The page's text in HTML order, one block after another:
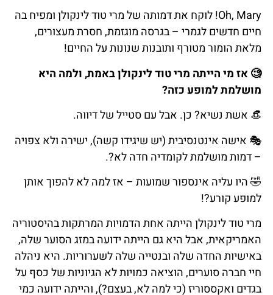
Oh, Mary! לוקח את דמותה של מרי טוד לינקולן ומפיח בה
חיים חדשים לגמרי – בגרסה מוגזמת, חסרת מעצורים,
מלאת הומור מטורף ותובנות שנונות על החיים!
🧐 אז מי הייתה מרי טוד לינקולן באמת, ולמה היא
מושלמת למופע כזה?
👒 אשת נשיא? כן. אבל עם סטייל של דיווה.
🎭 אישה אינטנסיבית (יש שיגידו קשה), ישירה ולא צפויה
– דמות מושלמת לקומדיה חדה לא?.
🤣 היו עליה אינספור שמועות – אז למה לא להפוך אותן
למופע קורע?!
מרי טוד לינקולן הייתה אחת הדמויות המרתקות בהיסטוריה
האמריקאית, אבל היא גם הייתה ידועה במזג הסוער שלה,
באישיות החדה שלה ובנטייה שלה לשערוריות. היא ניהלה
חיי חברה סוערים, הוציאה כמויות לא הגיוניות של כסף על
בגדים ואקססוריז (כי למה לא, בעצם?), והייתה ידועה כמי